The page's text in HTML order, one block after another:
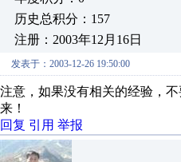
历史总积分：157
注册：2003年12月16日
发表于：2003-12-26 19:50:00
注意，如果没有相关的经验，
来！
回复 引用 举报